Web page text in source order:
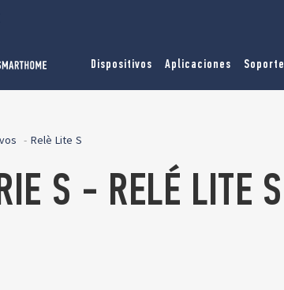
Dispositivos Aplicaciones Soporte
Relè Lite S
S - RELÉ LITE S